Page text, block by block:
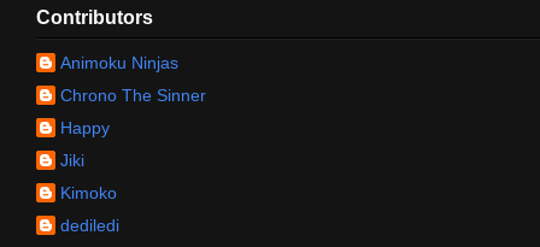
Contributors
Animoku Ninjas
Chrono The Sinner
Happy
Jiki
Kimoko
dediledi